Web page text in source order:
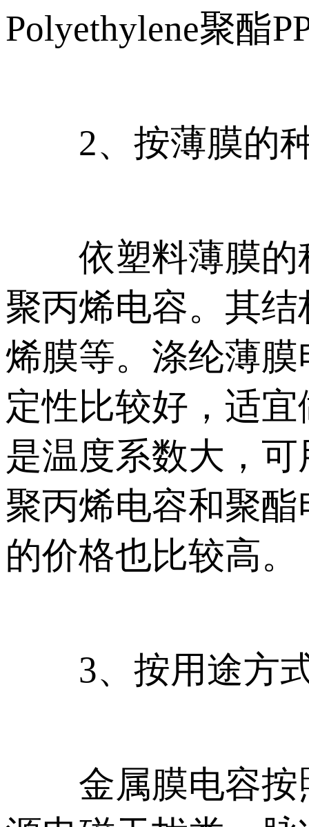
Polyethylene聚酯
2、按薄膜的
依塑料薄膜的
聚丙烯电容。其
烯膜等。涤纶薄
定性比较好，适
是温度系数大，
聚丙烯电容和聚
的价格也比较高。
3、按用途方
金属膜电容按